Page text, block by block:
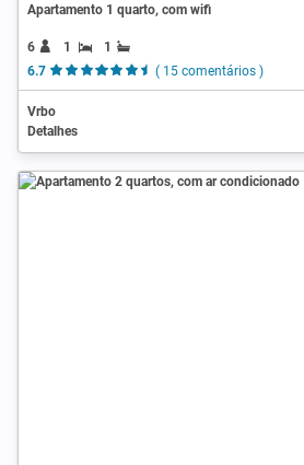
Apartamento 1 quarto, com wifi
6 1
1
6.7
( 15 comentários )
Vrbo
Detalhes